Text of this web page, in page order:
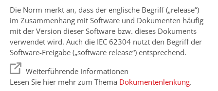
Die Norm merkt an, dass der englische Begriff („release“)
im Zusammenhang mit Software und Dokumenten häufig
mit der Version dieser Software bzw. dieses Dokuments
verwendet wird. Auch die IEC 62304 nutzt den Begriff der
Software-Freigabe („software release“) entsprechend.
Weiterführende Informationen
Lesen Sie hier mehr zum Thema Dokumentenlenkung.